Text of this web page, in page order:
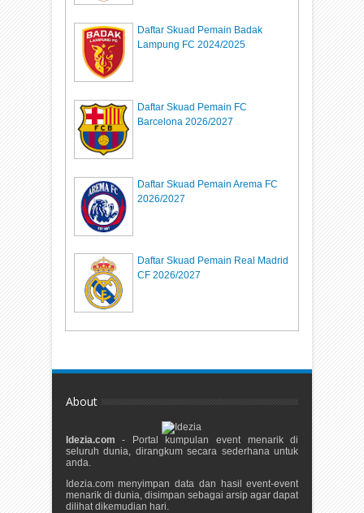
Daftar Skuad Pemain Badak
Lampung FC 2024/2025
Daftar Skuad Pemain FC
Barcelona 2026/2027
Daftar Skuad Pemain Arema FC
2026/2027
Daftar Skuad Pemain Real Madrid
CF 2026/2027
About
Idezia.com - Portal kumpulan event menarik di
seluruh dunia, dirangkum secara sederhana untuk
anda.
Idezia.com menyimpan data dan hasil event-event
menarik di dunia, disimpan sebagai arsip agar dapat
dilihat dikemudian hari.